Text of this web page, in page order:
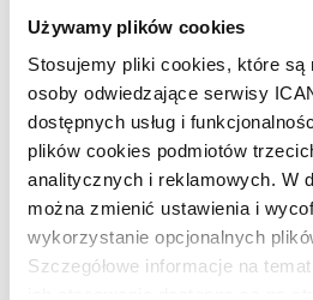
Używamy plików cookies
Stosujemy pliki cookies, które są
osoby odwiedzające serwisy
dostępnych usług i
plików cookies podmiotów
analitycznych i reklamowych. W
można zmienić ustawienia i
wykorzystanie opcjonalnych
Szczegółowe informacje na
ani chwili. Jako organizator
o rezerwację i sprawdzenie
Gorączkowe poszukiwanie
rzutnika dezorganizuje
Dobre spotkanie, z szacunku
zaczyna się i kończy o
Moderator –praktyka